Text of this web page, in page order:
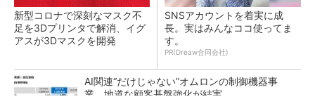
新型コロナで深刻なマスク不
足を3Dプリンタで解消、イグ
アスが3Dマスクを開発
SNSアカウントを着実に成
長。実はみんなココ使ってま
す。
PR(Dreaw合同会社)
AI関連“だけじゃない”オムロンの制御機器事
業、地道な顧客基盤強化が結実